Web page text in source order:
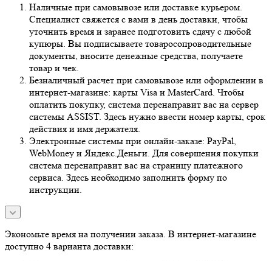
Наличные при самовывозе или доставке курьером.
Специалист свяжется с вами в день доставки, чтобы
уточнить время и заранее подготовить сдачу с любой
купюры. Вы подписываете товаросопроводительные
документы, вносите денежные средства, получаете
товар и чек.
Безналичный расчет при самовывозе или оформлении в
интернет-магазине: карты Visa и MasterCard. Чтобы
оплатить покупку, система перенаправит вас на сервер
системы ASSIST. Здесь нужно ввести номер карты, срок
действия и имя держателя.
Электронные системы при онлайн-заказе: PayPal,
WebMoney и Яндекс.Деньги. Для совершения покупки
система перенаправит вас на страницу платежного
сервиса. Здесь необходимо заполнить форму по
инструкции.
Экономьте время на получении заказа. В интернет-магазине
доступно 4 варианта доставки: